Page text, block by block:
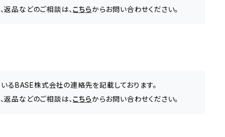
返品などのご相談は、 こちらからお問い合わせください。
るBASE株式会社の連絡先を記載しております。
返品などのご相談は、 こちらからお問い合わせください。